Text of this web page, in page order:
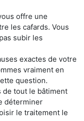
offre une
les cafards. Vous
subir les
exactes de votre
vraiment en
question.
de tout le bâtiment
déterminer
le traitement le